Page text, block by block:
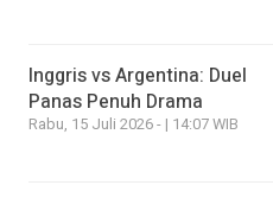
Inggris vs Argentina: Duel
Panas Penuh Drama
Rabu, 15 Juli 2026 - | 14:07 WIB